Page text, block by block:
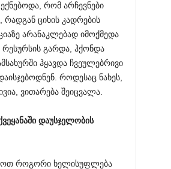
რომ არჩევნები
ციხის კადრების
არანაკლებად იმოქმედა
გარდა, ჰქონდა
ჰყავდა ჩვეულებრივი
როდესაც ნახეს,
ვითარება შეიცვალა.
დაუსჯელობის
როგორი ხელისუფლება